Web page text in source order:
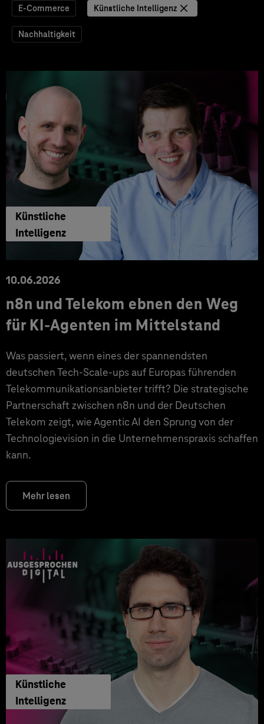
E-Commerce Künstliche Intelligenz
Nachhaltigkeit
Künstliche
Intelligenz
10.06.2026
n8n und Telekom ebnen den Weg
für KI-Agenten im Mittelstand
Was passiert, wenn eines der spannendsten
deutschen Tech-Scale-ups auf Europas führenden
Telekommunikationsanbieter trifft? Die strategische
Partnerschaft zwischen n8n und der Deutschen
Telekom zeigt, wie Agentic AI den Sprung von der
Technologievision in die Unternehmenspraxis schaffen
kann.
Mehr lesen
Künstliche
Intelligenz